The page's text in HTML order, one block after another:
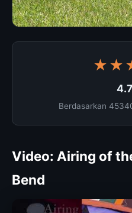
4.7
Berdasarkan
Video: Airing of
Bend